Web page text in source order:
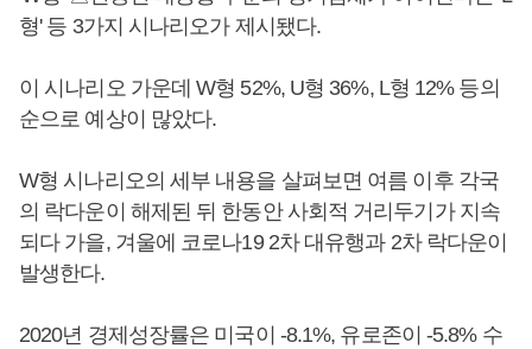
형' 등 3가지 시나리오가 제시됐다.
이 시나리오 가운데 W형 52%, U형 36%, L형 12% 등의
순으로 예상이 많았다.
W형 시나리오의 세부 내용을 살펴보면 여름 이후 각국
의 락다운이 해제된 뒤 한동안 사회적 거리두기가 지속
되다 가을, 겨울에 코로나19 2차 대유행과 2차 락다운이
발생한다.
2020년 경제성장률은 미국이 -8.1%, 유로존이 -5.8% 수